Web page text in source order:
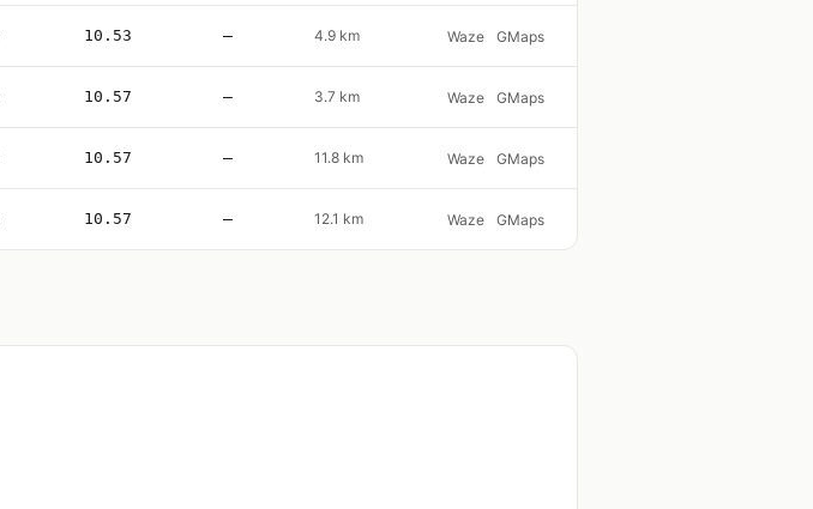
10.53 — 4.9 km Waze GMaps
10.57 — 3.7 km Waze GMaps
10.57 — 11.8 km Waze GMaps
10.57 — 12.1 km Waze GMaps